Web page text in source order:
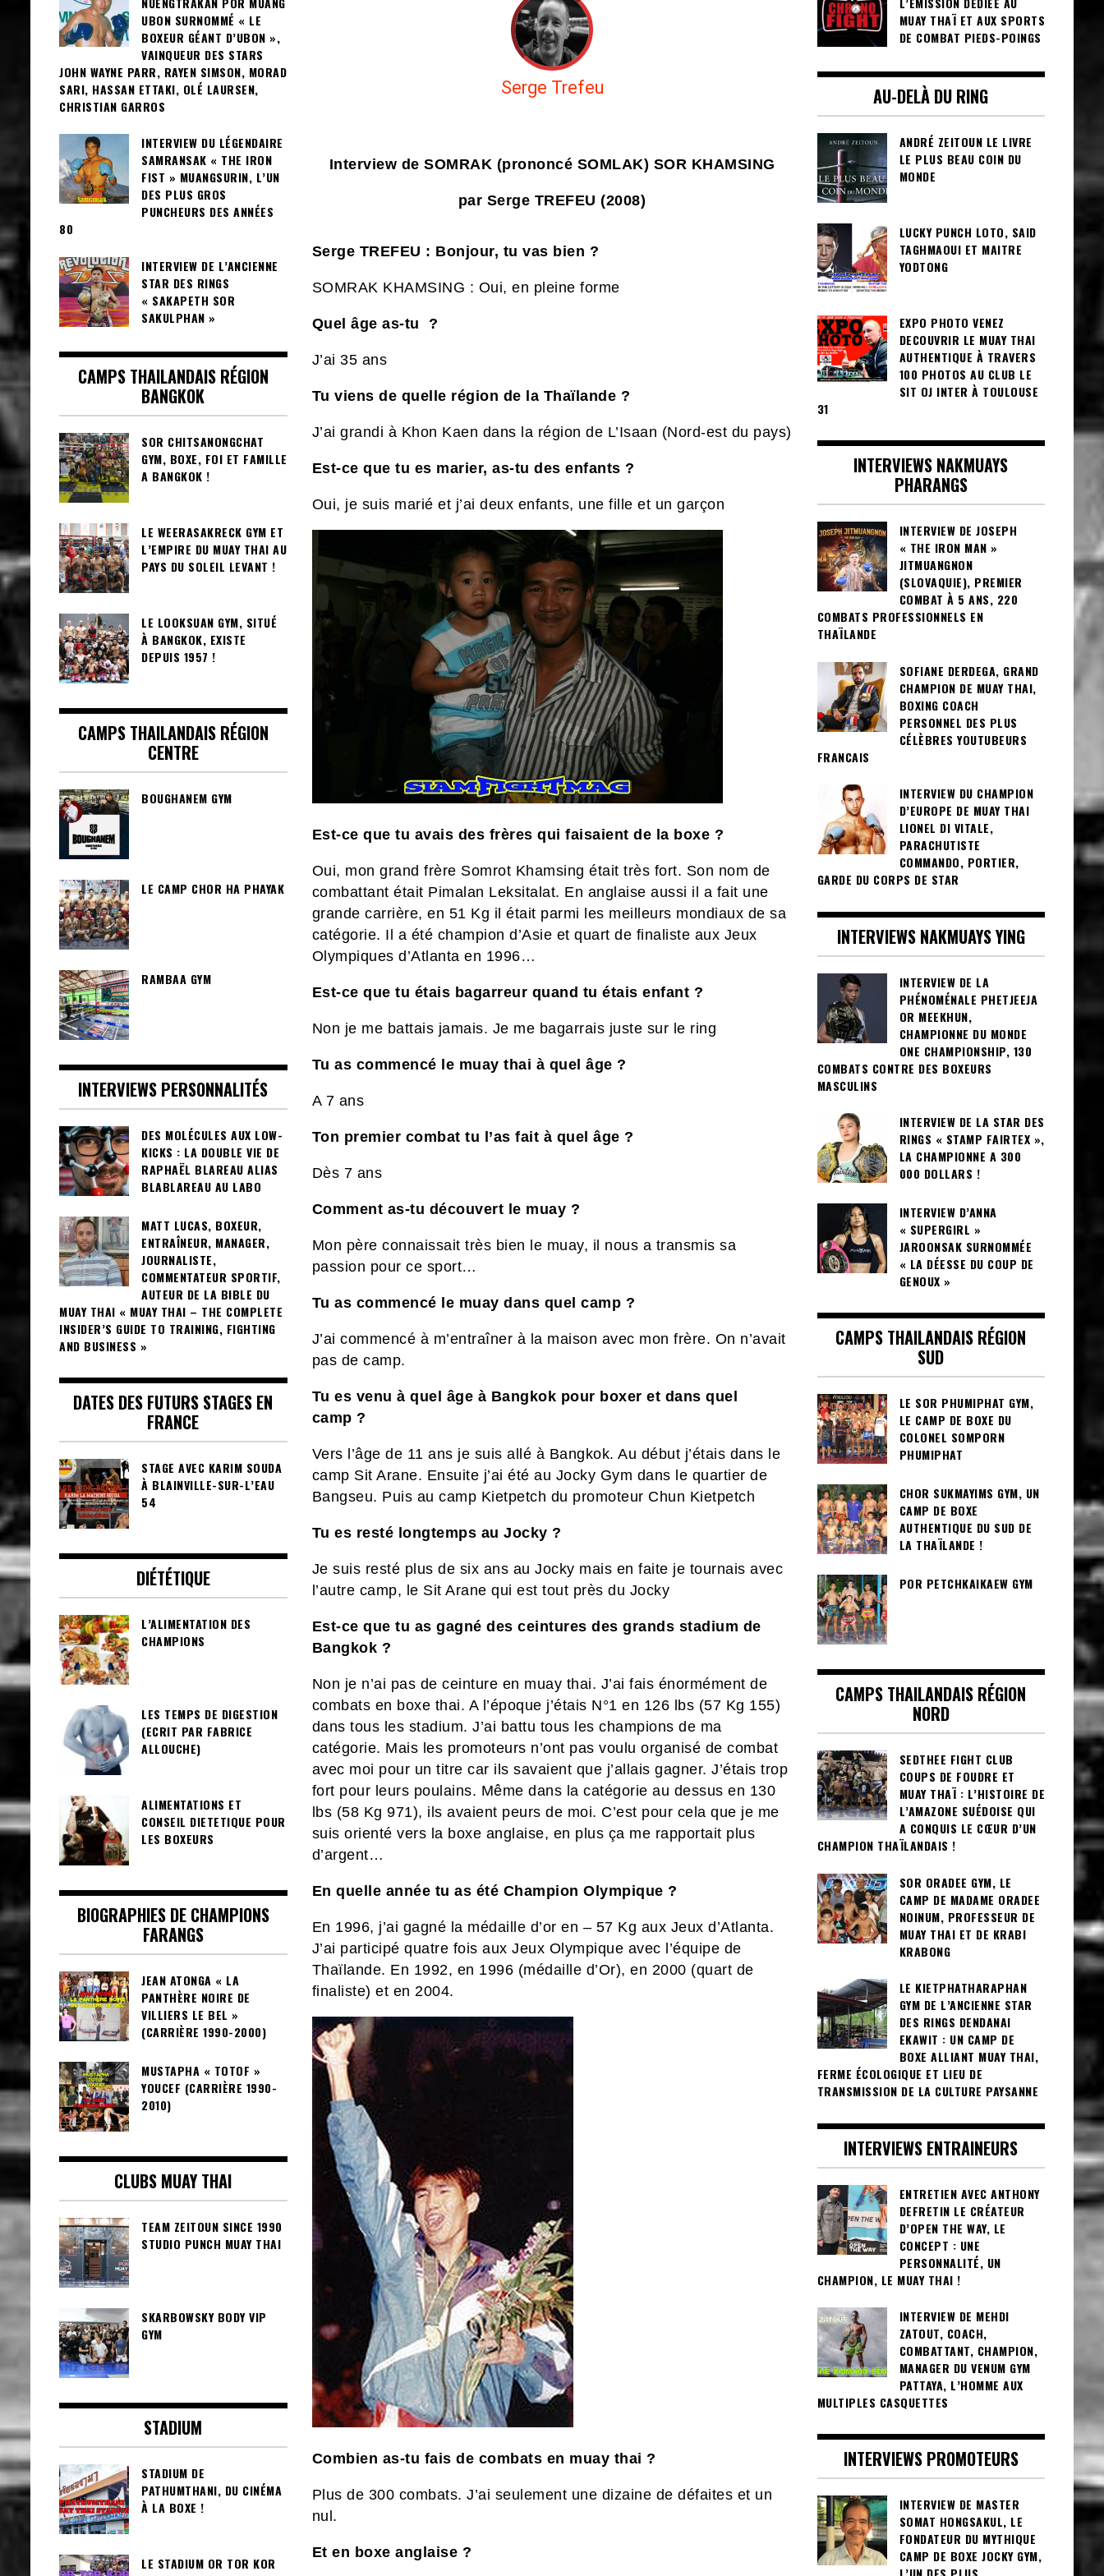
Serge Trefeu
Interview de SOMRAK (prononcé SOMLAK) SOR KHAMSING
par Serge TREFEU (2008)
Serge TREFEU : Bonjour, tu vas bien ?
SOMRAK KHAMSING : Oui, en pleine forme
Quel âge as-tu ?
J’ai 35 ans
Tu viens de quelle région de la Thaïlande ?
J’ai grandi à Khon Kaen dans la région de L’Isaan (Nord-est du pays)
Est-ce que tu es marier, as-tu des enfants ?
Oui, je suis marié et j’ai deux enfants, une fille et un garçon
Est-ce que tu avais des frères qui faisaient de la boxe ?
Oui, mon grand frère Somrot Khamsing était très fort. Son nom de
combattant était Pimalan Leksitalat. En anglaise aussi il a fait une
grande carrière, en 51 Kg il était parmi les meilleurs mondiaux de sa
catégorie. Il a été champion d’Asie et quart de finaliste aux Jeux
Olympiques d’Atlanta en 1996…
Est-ce que tu étais bagarreur quand tu étais enfant ?
Non je me battais jamais. Je me bagarrais juste sur le ring
Tu as commencé le muay thai à quel âge ?
A 7 ans
Ton premier combat tu l’as fait à quel âge ?
Dès 7 ans
Comment as-tu découvert le muay ?
Mon père connaissait très bien le muay, il nous a transmis sa
passion pour ce sport…
Tu as commencé le muay dans quel camp ?
J’ai commencé à m’entraîner à la maison avec mon frère. On n’avait
pas de camp.
Tu es venu à quel âge à Bangkok pour boxer et dans quel
camp ?
Vers l’âge de 11 ans je suis allé à Bangkok. Au début j’étais dans le
camp Sit Arane. Ensuite j’ai été au Jocky Gym dans le quartier de
Bangseu. Puis au camp Kietpetch du promoteur Chun Kietpetch
Tu es resté longtemps au Jocky ?
Je suis resté plus de six ans au Jocky mais en faite je tournais avec
l’autre camp, le Sit Arane qui est tout près du Jocky
Est-ce que tu as gagné des ceintures des grands stadium de
Bangkok ?
Non je n’ai pas de ceinture en muay thai. J’ai fais énormément de
combats en boxe thai. A l’époque j’étais N°1 en 126 lbs (57 Kg 155)
dans tous les stadium. J’ai battu tous les champions de ma
catégorie. Mais les promoteurs n’ont pas voulu organisé de combat
avec moi pour un titre car ils savaient que j’allais gagner. J’étais trop
fort pour leurs poulains. Même dans la catégorie au dessus en 130
lbs (58 Kg 971), ils avaient peurs de moi. C’est pour cela que je me
suis orienté vers la boxe anglaise, en plus ça me rapportait plus
d’argent…
En quelle année tu as été Champion Olympique ?
En 1996, j’ai gagné la médaille d’or en – 57 Kg aux Jeux d’Atlanta.
J’ai participé quatre fois aux Jeux Olympique avec l’équipe de
Thaïlande. En 1992, en 1996 (médaille d’Or), en 2000 (quart de
finaliste) et en 2004.
Combien as-tu fais de combats en muay thai ?
Plus de 300 combats. J’ai seulement une dizaine de défaites et un
nul.
Et en boxe anglaise ?
UBON SURNOMMÉ « LE
BOXEUR GÉANT D’UBON »,
VAINQUEUR DES STARS
JOHN WAYNE PARR, RAYEN SIMSON, MORAD
SARI, HASSAN ETTAKI, OLÉ LAURSEN,
CHRISTIAN GARROS
INTERVIEW DU LÉGENDAIRE
SAMRANSAK « THE IRON
FIST » MUANGSURIN, L’UN
DES PLUS GROS
PUNCHEURS DES ANNÉES
80
INTERVIEW DE L’ANCIENNE
STAR DES RINGS
« SAKAPETH SOR
SAKULPHAN »
CAMPS THAILANDAIS RÉGION
BANGKOK
SOR CHITSANONGCHAT
GYM, BOXE, FOI ET FAMILLE
A BANGKOK !
LE WEERASAKRECK GYM ET
L’EMPIRE DU MUAY THAI AU
PAYS DU SOLEIL LEVANT !
LE LOOKSUAN GYM, SITUÉ
À BANGKOK, EXISTE
DEPUIS 1957 !
CAMPS THAILANDAIS RÉGION
CENTRE
BOUGHANEM GYM
LE CAMP CHOR HA PHAYAK
RAMBAA GYM
INTERVIEWS PERSONNALITÉS
DES MOLÉCULES AUX LOW-
KICKS : LA DOUBLE VIE DE
RAPHAËL BLAREAU ALIAS
BLABLAREAU AU LABO
MATT LUCAS, BOXEUR,
ENTRAÎNEUR, MANAGER,
JOURNALISTE,
COMMENTATEUR SPORTIF,
AUTEUR DE LA BIBLE DU
MUAY THAI « MUAY THAI – THE COMPLETE
INSIDER’S GUIDE TO TRAINING, FIGHTING
AND BUSINESS »
DATES DES FUTURS STAGES EN
FRANCE
STAGE AVEC KARIM SOUDA
À BLAINVILLE-SUR-L’EAU
54
DIÉTÉTIQUE
L’ALIMENTATION DES
CHAMPIONS
LES TEMPS DE DIGESTION
(ECRIT PAR FABRICE
ALLOUCHE)
ALIMENTATIONS ET
CONSEIL DIETETIQUE POUR
LES BOXEURS
BIOGRAPHIES DE CHAMPIONS
FARANGS
JEAN ATONGA « LA
PANTHÈRE NOIRE DE
VILLIERS LE BEL »
(CARRIÈRE 1990-2000)
MUSTAPHA « TOTOF »
YOUCEF (CARRIÈRE 1990-
2010)
CLUBS MUAY THAI
TEAM ZEITOUN SINCE 1990
STUDIO PUNCH MUAY THAI
SKARBOWSKY BODY VIP
GYM
STADIUM
STADIUM DE
PATHUMTHANI, DU CINÉMA
À LA BOXE !
LE STADIUM OR TOR KOR
MUAY THAÏ ET AUX SPORTS
DE COMBAT PIEDS-POINGS
AU-DELÀ DU RING
ANDRÉ ZEITOUN LE LIVRE
LE PLUS BEAU COIN DU
MONDE
LUCKY PUNCH LOTO, SAID
TAGHMAOUI ET MAITRE
YODTONG
EXPO PHOTO VENEZ
DECOUVRIR LE MUAY THAI
AUTHENTIQUE À TRAVERS
100 PHOTOS AU CLUB LE
SIT OJ INTER À TOULOUSE
31
INTERVIEWS NAKMUAYS
PHARANGS
INTERVIEW DE JOSEPH
« THE IRON MAN »
JITMUANGNON
(SLOVAQUIE), PREMIER
COMBAT À 5 ANS, 220
COMBATS PROFESSIONNELS EN
THAÏLANDE
SOFIANE DERDEGA, GRAND
CHAMPION DE MUAY THAI,
BOXING COACH
PERSONNEL DES PLUS
CÉLÈBRES YOUTUBEURS
FRANCAIS
INTERVIEW DU CHAMPION
D’EUROPE DE MUAY THAI
LIONEL DI VITALE,
PARACHUTISTE
COMMANDO, PORTIER,
GARDE DU CORPS DE STAR
INTERVIEWS NAKMUAYS YING
INTERVIEW DE LA
PHÉNOMÉNALE PHETJEEJA
OR MEEKHUN,
CHAMPIONNE DU MONDE
ONE CHAMPIONSHIP, 130
COMBATS CONTRE DES BOXEURS
MASCULINS
INTERVIEW DE LA STAR DES
RINGS « STAMP FAIRTEX »,
LA CHAMPIONNE A 300
000 DOLLARS !
INTERVIEW D’ANNA
« SUPERGIRL »
JAROONSAK SURNOMMÉE
« LA DÉESSE DU COUP DE
GENOUX »
CAMPS THAILANDAIS RÉGION
SUD
LE SOR PHUMIPHAT GYM,
LE CAMP DE BOXE DU
COLONEL SOMPORN
PHUMIPHAT
CHOR SUKMAYIMS GYM, UN
CAMP DE BOXE
AUTHENTIQUE DU SUD DE
LA THAÏLANDE !
POR PETCHKAIKAEW GYM
CAMPS THAILANDAIS RÉGION
NORD
SEDTHEE FIGHT CLUB
COUPS DE FOUDRE ET
MUAY THAÏ : L’HISTOIRE DE
L’AMAZONE SUÉDOISE QUI
A CONQUIS LE CŒUR D’UN
CHAMPION THAÏLANDAIS !
SOR ORADEE GYM, LE
CAMP DE MADAME ORADEE
NOINUM, PROFESSEUR DE
MUAY THAI ET DE KRABI
KRABONG
LE KIETPHATHARAPHAN
GYM DE L’ANCIENNE STAR
DES RINGS DENDANAI
EKAWIT : UN CAMP DE
BOXE ALLIANT MUAY THAI,
FERME ÉCOLOGIQUE ET LIEU DE
TRANSMISSION DE LA CULTURE PAYSANNE
INTERVIEWS ENTRAINEURS
ENTRETIEN AVEC ANTHONY
DEFRETIN LE CRÉATEUR
D’OPEN THE WAY, LE
CONCEPT : UNE
PERSONNALITÉ, UN
CHAMPION, LE MUAY THAI !
INTERVIEW DE MEHDI
ZATOUT, COACH,
COMBATTANT, CHAMPION,
MANAGER DU VENUM GYM
PATTAYA, L’HOMME AUX
MULTIPLES CASQUETTES
INTERVIEWS PROMOTEURS
INTERVIEW DE MASTER
SOMAT HONGSAKUL, LE
FONDATEUR DU MYTHIQUE
CAMP DE BOXE JOCKY GYM,